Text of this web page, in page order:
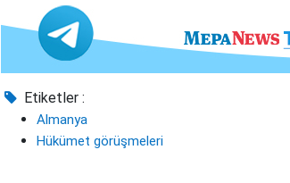
Etiketler :
Almanya
Hükümet görüşmeleri